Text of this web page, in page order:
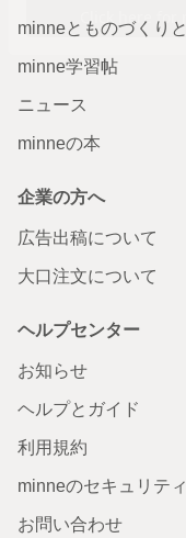
minneとものづくりと
minne学習帖
ニュース
minneの本
企業の方へ
広告出稿について
大口注文について
ヘルプセンター
お知らせ
ヘルプとガイド
利用規約
minneのセキュリティ
お問い合わせ